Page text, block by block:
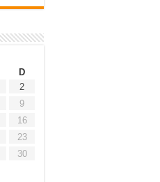
D
2
9
16
23
30